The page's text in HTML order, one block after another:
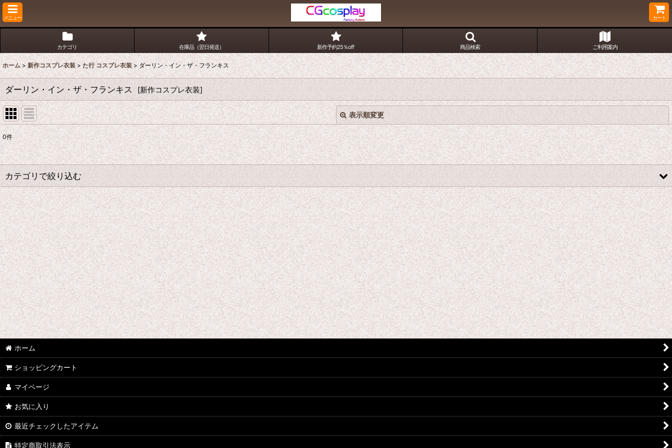
メニュー カート
カテゴリ 在庫品（翌日発送） 新作予約25％off 商品検索 ご利用案内
ホーム > 新作コスプレ衣装 > た行 コスプレ衣装 > ダーリン・イン・ザ・フランキス
ダーリン・イン・ザ・フランキス [新作コスプレ衣装]
表示順変更
表示数:
並び順:
絞り込む
閉じる
0件
カテゴリで絞り込む
た行 コスプレ衣装 (全商品)
刀剣乱舞
デュラララ!!
ツキウタ。
東方Projectシリーズ
東京喰種トーキョーグール
超時空要塞マクロス
テラフォーマーズ
トリニティセブン
DRAMAtical Murder
テイルズオブゼスティリア
DIABOLIK LOVERS
ホーム
ショッピングカート
マイページ
お気に入り
最近チェックしたアイテム
特定商取引法表示